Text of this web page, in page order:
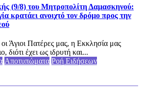
(9/8) του Μητροπολίτη Δαμασκηνού:
κρατάει ανοιχτό τον δρόμο προς την
Άγιοι Πατέρες μας, η Εκκλησία μας
διότι έχει ως ιδρυτή και...
Αποτυπώματα Ροή Ειδήσεων